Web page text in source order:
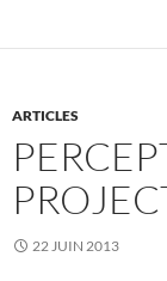
ARTICLES
22 JUIN 2013